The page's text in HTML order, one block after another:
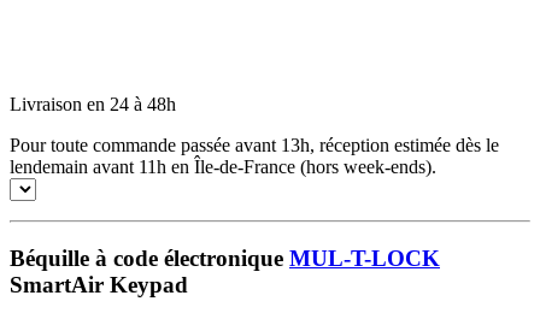
Livraison en 24 à 48h
Pour toute commande passée avant 13h, réception estimée dès le
lendemain avant 11h en Île-de-France (hors week-ends).
Béquille à code électronique MUL-T-LOCK
SmartAir Keypad